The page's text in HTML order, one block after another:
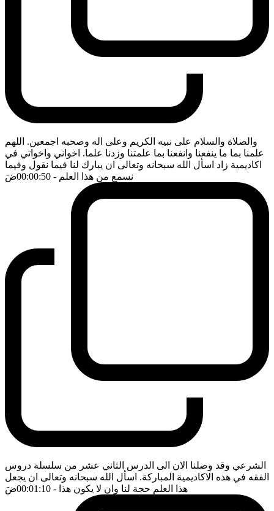
والصلاة والسلام على نبيه الكريم وعلى اله وصحبه اجمعين. اللهم
علمنا بما ما ينفعنا وانفعنا بما علمتنا وزدنا علما. اخواني واخواتي في
اكاديمية زاد اسأل الله سبحانه وتعالى ان يبارك لنا فيما نقول وفيما
نسمع من هذا العلم - 00:00:50 ضَ
الشرعي وقد وصلنا الان الى الدرس الثاني عشر من سلسلة دروس
الفقه في هذه الاكاديمية المباركة. اسأل الله سبحانه وتعالى ان يجعل
هذا العلم حجة لنا وان لا يكون هذا - 00:01:10 ضَ